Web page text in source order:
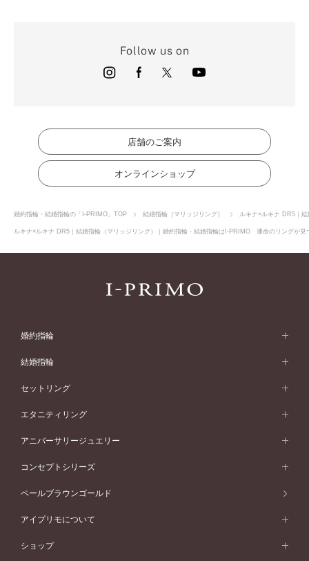
Follow us on
店舗のご案内
オンラインショップ
婚約指輪・結婚指輪の「I-PRIMO」TOP 結婚指輪［マリッジリング］ ルキナ×ルキナ DR5｜
ルキナ×ルキナ DR5｜結婚指輪（マリッジリング）｜婚約指輪・結婚指輪はI-PRIMO 運命のリングが
婚約指輪
婚約指輪 (エンゲージリング)
婚約指輪一覧
ピンクゴールド
ペールブラウンゴールド
ウェーブライン
V字ライン
ワンサイドメレ
ダブルサイドメレ
シンプル
フェミニン
モード
50万円台～
40万円台～
婚約指輪 人気ランキング
結婚指輪
結婚指輪 (マリッジリング)
結婚指輪一覧
ピンクゴールド
ペールブラウンゴールド
ウェーブライン
V字ライン
ワンメレ
セベラルメレ
シンプル
フェミニン
50万円～
セットリング
セットリング
セットリング一覧
ピンクゴールド
ペールブラウンゴールド
エタニティリング
エタニティリング
エタニティリング一覧
ピンクゴールド
アニバーサリージュエリー
アニバーサリージュエリー
アニバーサリージュエリー一覧
ファッションリング
コンセプトシリーズ
コンセプトシリーズ
オリジンビリーフ
ペールブラウンゴールド
アイプリモについて
アイプリモについて
ショップ